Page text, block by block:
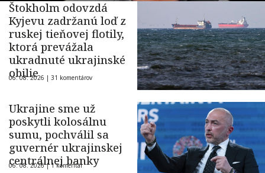
Štokholm odovzdá
Kyjevu zadržanú loď z
ruskej tieňovej flotily,
ktorá prevážala
ukradnuté ukrajinské
obilie
06. 08. 2026 | 31 komentárov
Ukrajine sme už
poskytli kolosálnu
sumu, pochválil sa
guvernér ukrajinskej
centrálnej banky
06. 08. 2026 |1 komentár